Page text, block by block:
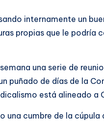
internamente un
propias que le podría
una serie de
puñado de días de la
está alineado a
una cumbre de la